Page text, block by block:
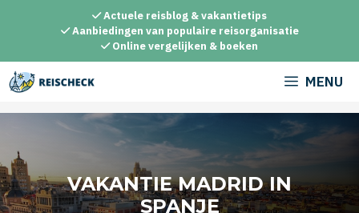
inhoud
Actuele reisblog & vakantietips
Aanbiedingen van populaire reisorganisatie
Online vergelijken & boeken
MENU
VAKANTIE MADRID IN
SPANJE